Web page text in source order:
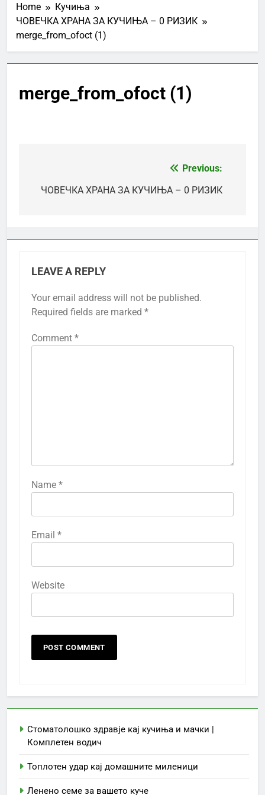
Home
Кучиња
ЧОВЕЧКА ХРАНА ЗА КУЧИЊА – 0 РИЗИК
merge_from_ofoct (1)
merge_from_ofoct (1)
navigation
Previous:
ЧОВЕЧКА ХРАНА ЗА КУЧИЊА – 0 РИЗИК
LEAVE A REPLY
Your email address will not be published.
Required fields are marked *
Comment *
Name *
Email *
Website
Стоматолошко здравје кај кучиња и мачки |
Комплетен водич
Топлотен удар кај домашните миленици
Ленено семе за вашето куче